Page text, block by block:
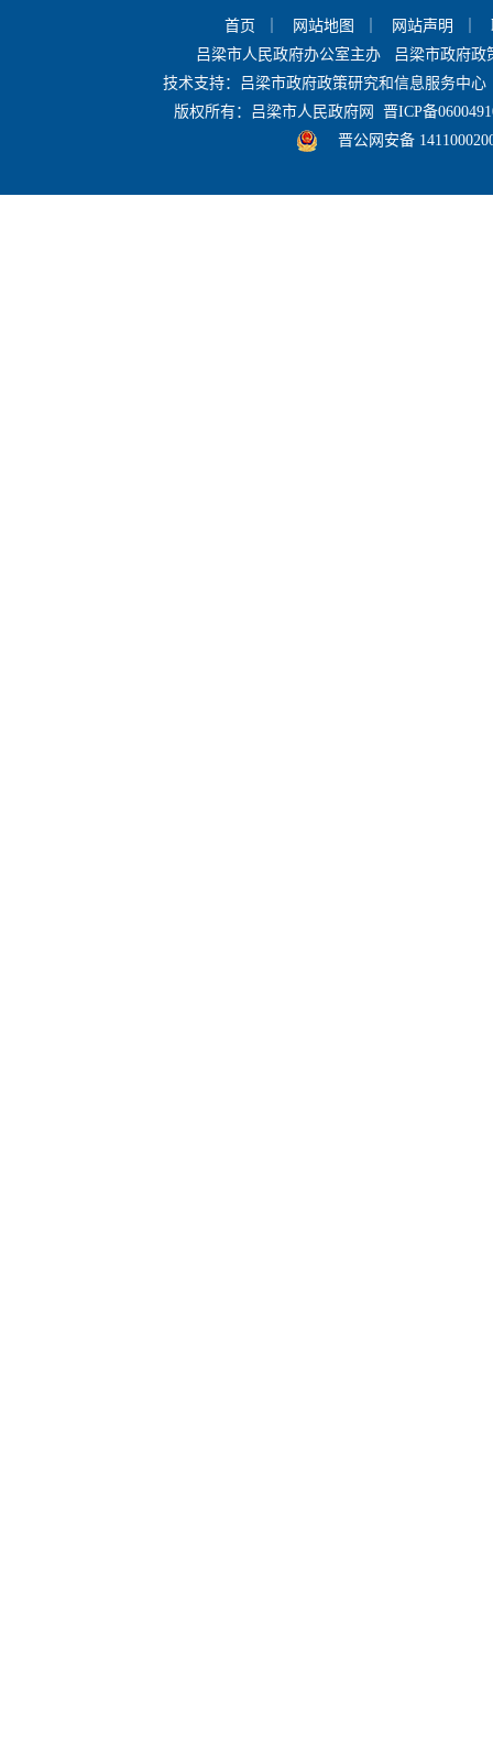
首页 网站地图 网站声明
吕梁市人民政府办公室主办 吕梁市政府
技术支持：吕梁市政府政策研究和信息服务中
版权所有：吕梁市人民政府网 晋ICP备
晋公网安备